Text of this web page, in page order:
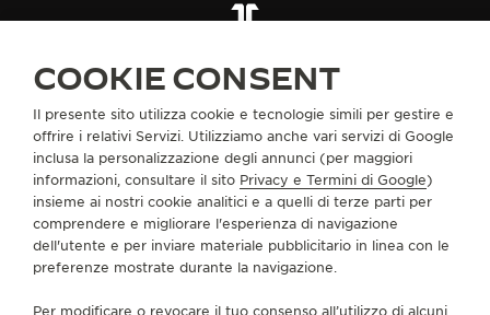
THE COLLECTIBLES CAPSULE IV RIF. QVEDUO06
CI SEGUA
INFORMAZIONI SU DI NOI
SERVIZI
CONTATTI
COOKIE CONSENT
Il presente sito utilizza cookie e tecnologie simili per gestire e
offrire i relativi Servizi. Utilizziamo anche vari servizi di Google
inclusa la personalizzazione degli annunci (per maggiori
informazioni, consultare il sito Privacy e Termini di Google)
insieme ai nostri cookie analitici e a quelli di terze parti per
comprendere e migliorare l'esperienza di navigazione
dell'utente e per inviare materiale pubblicitario in linea con le
preferenze mostrate durante la navigazione.
Per modificare o revocare il tuo consenso all’utilizzo di alcuni